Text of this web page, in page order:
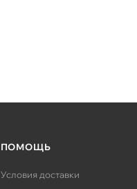
ПОМОЩЬ
Условия доставки